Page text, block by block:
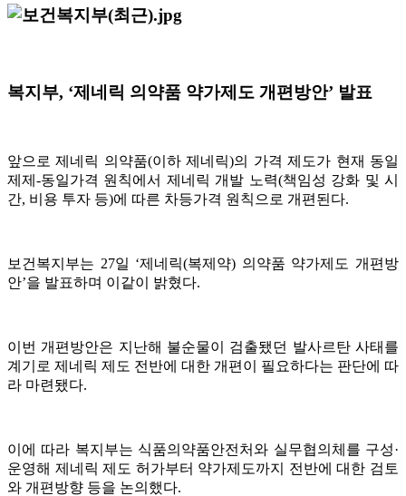
복지부, ‘제네릭 의약품 약가제도 개편방안’ 발표
앞으로 제네릭 의약품(이하 제네릭)의 가격 제도가 현재 동일
제제-동일가격 원칙에서 제네릭 개발 노력(책임성 강화 및 시
간, 비용 투자 등)에 따른 차등가격 원칙으로 개편된다.
보건복지부는 27일 ‘제네릭(복제약) 의약품 약가제도 개편방
안’을 발표하며 이같이 밝혔다.
이번 개편방안은 지난해 불순물이 검출됐던 발사르탄 사태를
계기로 제네릭 제도 전반에 대한 개편이 필요하다는 판단에 따
라 마련됐다.
이에 따라 복지부는 식품의약품안전처와 실무협의체를 구성·
운영해 제네릭 제도 허가부터 약가제도까지 전반에 대한 검토
와 개편방향 등을 논의했다.